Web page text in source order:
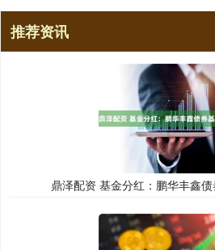
推荐资讯
鼎泽配资 基金分红：鹏华丰鑫